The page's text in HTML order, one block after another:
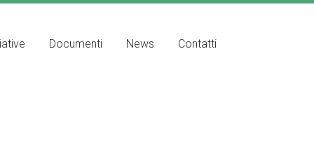
Documenti News Contatti